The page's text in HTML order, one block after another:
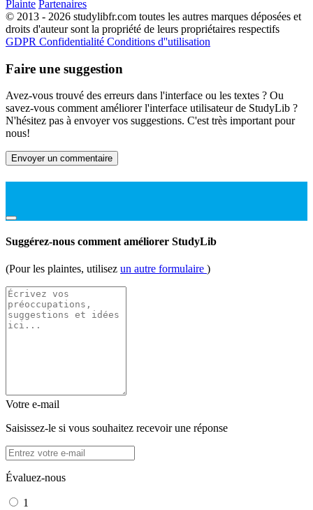
Plainte Partenaires
© 2013 - 2026 studylibfr.com toutes les autres marques déposées et
droits d'auteur sont la propriété de leurs propriétaires respectifs
GDPR Confidentialité Conditions d''utilisation
Faire une suggestion
Avez-vous trouvé des erreurs dans l'interface ou les textes ? Ou
savez-vous comment améliorer l'interface utilisateur de StudyLib ?
N'hésitez pas à envoyer vos suggestions. C'est très important pour
nous!
Envoyer un commentaire
Suggérez-nous comment améliorer StudyLib
(Pour les plaintes, utilisez un autre formulaire )
Votre e-mail
Saisissez-le si vous souhaitez recevoir une réponse
Évaluez-nous
1